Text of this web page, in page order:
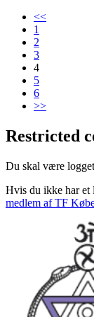
<<
1
2
3
4
5
6
>>
Restricted
Du skal være
Hvis du ikke har et
medlem af TF